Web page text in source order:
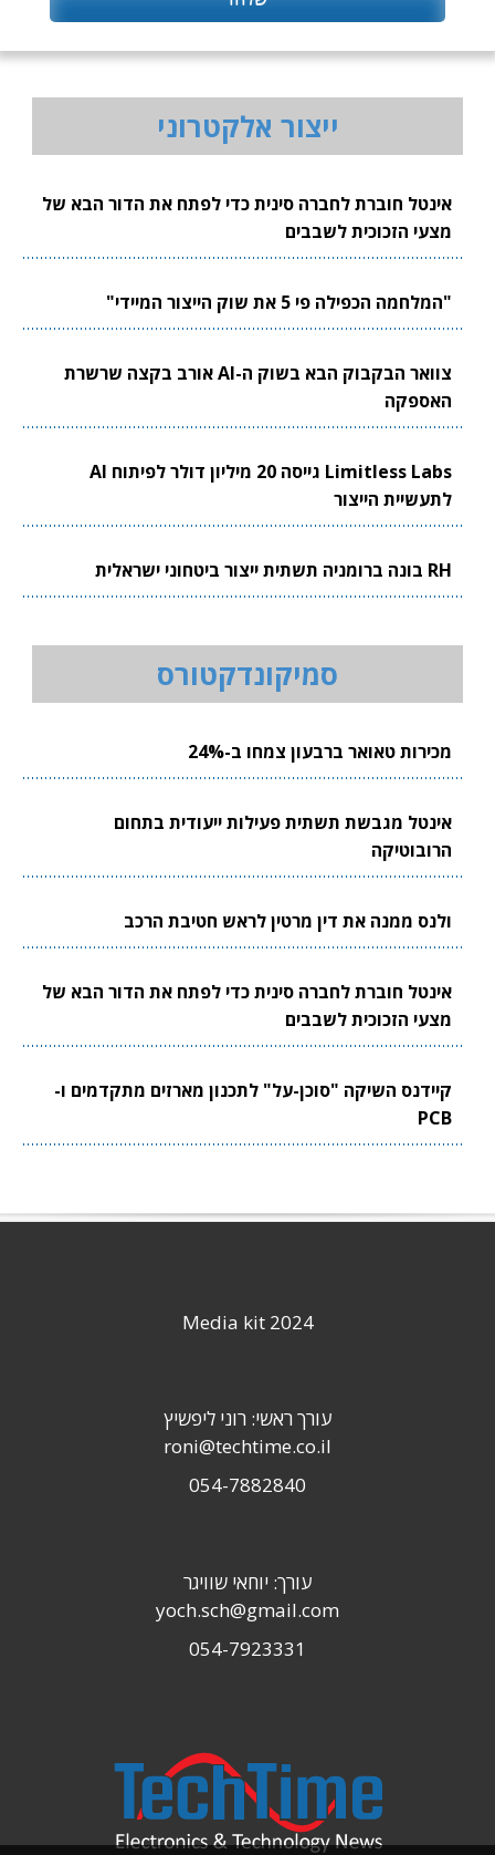
ייצור אלקטרוני
אינטל חוברת לחברה סינית כדי לפתח את הדור הבא של
מצעי הזכוכית לשבבים
"המלחמה הכפילה פי 5 את שוק הייצור המיידי"
צוואר הבקבוק הבא בשוק ה-AI אורב בקצה שרשרת
האספקה
Limitless Labs גייסה 20 מיליון דולר לפיתוח AI
לתעשיית הייצור
RH בונה ברומניה תשתית ייצור ביטחוני ישראלית
סמיקונדקטורס
מכירות טאואר ברבעון צמחו ב-24%
אינטל מגבשת תשתית פעילות ייעודית בתחום
הרובוטיקה
ולנס ממנה את דין מרטין לראש חטיבת הרכב
אינטל חוברת לחברה סינית כדי לפתח את הדור הבא של
מצעי הזכוכית לשבבים
קיידנס השיקה "סוכן-על" לתכנון מארזים מתקדמים ו-
PCB
Media kit 2024
עורך ראשי: רוני ליפשיץ
roni@techtime.co.il
054-7882840
עורך: יוחאי שוויגר
yoch.sch@gmail.com
054-7923331